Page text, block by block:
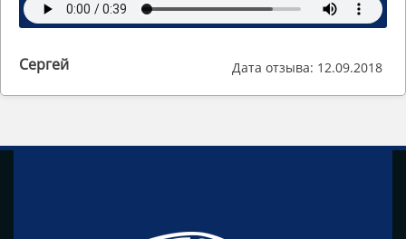
Сергей Дата отзыва: 12.09.2018